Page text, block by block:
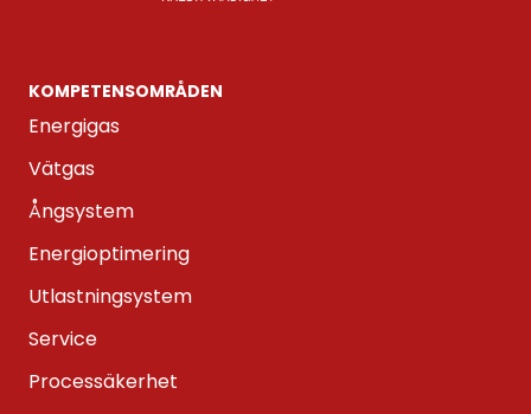
KOMPETENS­OMRÅDEN
Energigas
Vätgas
Ångsystem
Energioptimering
Utlastningsystem
Service
Processäkerhet